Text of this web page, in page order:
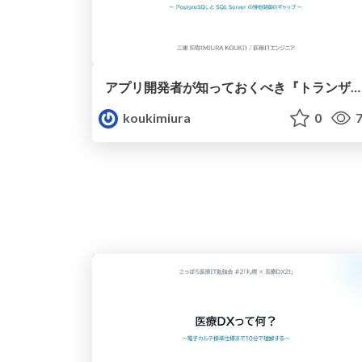
アプリ開発者が知っておくべき『トランザクション分離レベル』とRead Committed の罠
koukimiura
0